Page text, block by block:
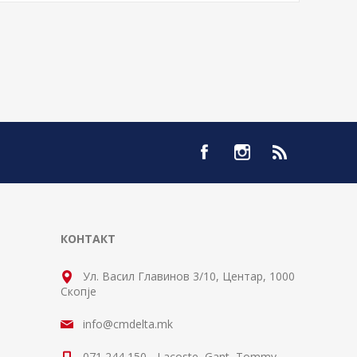
КОНТАКТ
Ул. Васил Главинов 3/10, Центар, 1000
Скопје
info@cmdelta.mk